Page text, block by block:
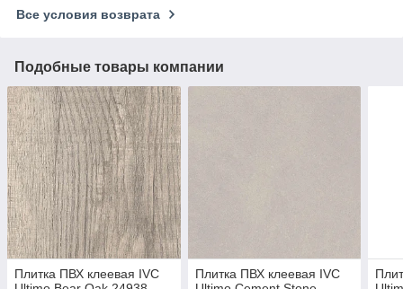
Все условия возврата
Подобные товары компании
Плитка ПВХ клеевая IVC
Плитка ПВХ клеевая IVC